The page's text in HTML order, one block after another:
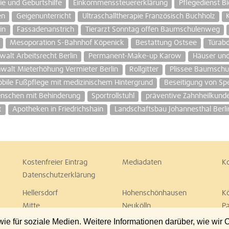
für soziale Medien. Weitere Informationen darüber, wie wir
und Geburtshilfe Einkommenssteuererklärung Pflegedienst
Geigenunterricht Ultraschalltherapie Französisch Buchholz
Fassadenanstrich Tierarzt Sonntag offen Baumschulenweg
Mesoporation S-Bahnhof Köpenick Bestattung Ostsee
Arbeitsrecht Berlin Permanent-Make-up Karow
Häuser
Mieterhöhung Vermieter Berlin Rollgitter Plissee
Fußpflege mit medizinischem Hintergrund Beseitigung von
mit Behinderung Sportrollstuhl präventive
Apotheken in Friedrichshain Landschaftsbau Johannesthal
Kostenfreier Eintrag Mediadaten
Datenschutzerklärung
Hellersdorf Hohenschönhausen
Mitte Neukölln
Spandau Steglitz